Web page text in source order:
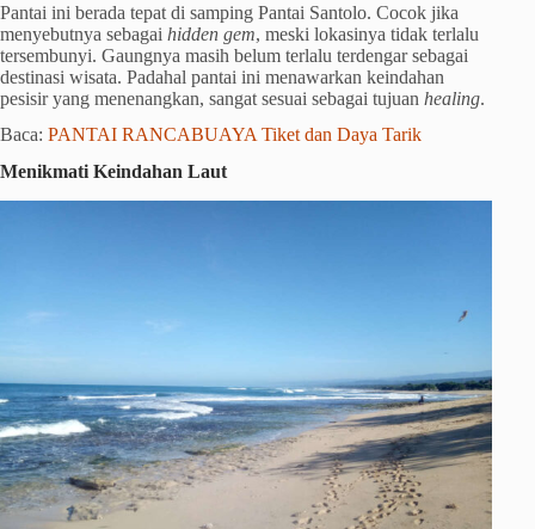
Pantai ini berada tepat di samping Pantai Santolo. Cocok jika
menyebutnya sebagai hidden gem, meski lokasinya tidak terlalu
tersembunyi. Gaungnya masih belum terlalu terdengar sebagai
destinasi wisata. Padahal pantai ini menawarkan keindahan
pesisir yang menenangkan, sangat sesuai sebagai tujuan healing.
Baca: PANTAI RANCABUAYA Tiket dan Daya Tarik
Menikmati Keindahan Laut